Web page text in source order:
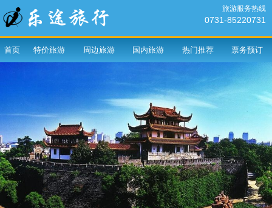
旅游服务热线
0731-85220731
首页 特价旅游 周边旅游 国内旅游 热门推荐 票务预订